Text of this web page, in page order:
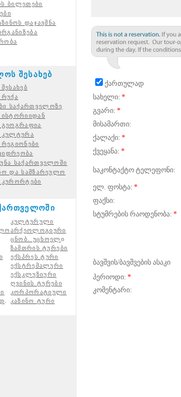
ბილეთები
დაჯავშნა
შესახებ
საქართველოზე
კულტურა
საქართველოში
და სამზარეულო
კულტურული
არქეოლოგიური
ცნობ. უცხოელ ი
ზამთრის ტურები
ექსპრეს ტური
ექსტრემალური
ექსკლუზიური
ღვინის ტურები
კორპორატიული
კაზინო ტური
ქართულად
სახელი: *
გვარი: *
მისამართი:
ქალაქი: *
ქვეყანა: *
საკონტაქტო ტელეფონი:
ელ. ფოსტა: *
ფაქსი:
სტუმრების რაოდენობა: *
ბავშვის/ბავშვების ასაკი
პერიოდი: *
კომენტარი: